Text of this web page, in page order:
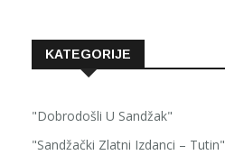
KATEGORIJE
"Dobrodošli U Sandžak"
"Sandžački Zlatni Izdanci – Tutin"